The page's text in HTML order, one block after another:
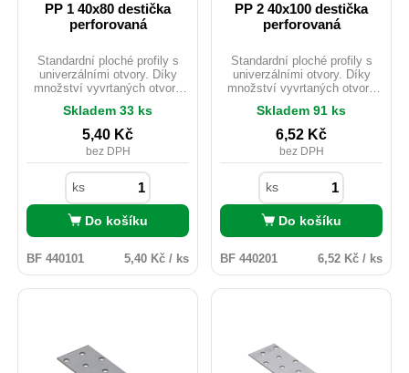
PP 1 40x80 destička
perforovaná
Standardní ploché profily s
univerzálními otvory. Díky
množství vyvrtaných otvorů
provést mnoho jednoduchých i
složitých spojů. Často se
používají k montáži střešních
vazníků. Materiál: DX51D +
Z275 Tloušťka: 20mm
Uchycení: ANCHOR tesařské
hřebíky průměr 4.
Skladem 33 ks
5,40 Kč
bez DPH
ks
Do košíku
BF 440101 5,40 Kč / ks
PP 2 40x100 destička
perforovaná
Standardní ploché profily s
univerzálními otvory. Díky
množství vyvrtaných otvorů
provést mnoho jednoduchých i
složitých spojů. Často se
používají k montáži střešních
vazníků. Materiál: DX51D +
Z275 Tloušťka: 20mm
Uchycení: ANCHOR tesařské
hřebíky průměr 4.
Skladem 91 ks
6,52 Kč
bez DPH
ks
Do košíku
BF 440201 6,52 Kč / ks